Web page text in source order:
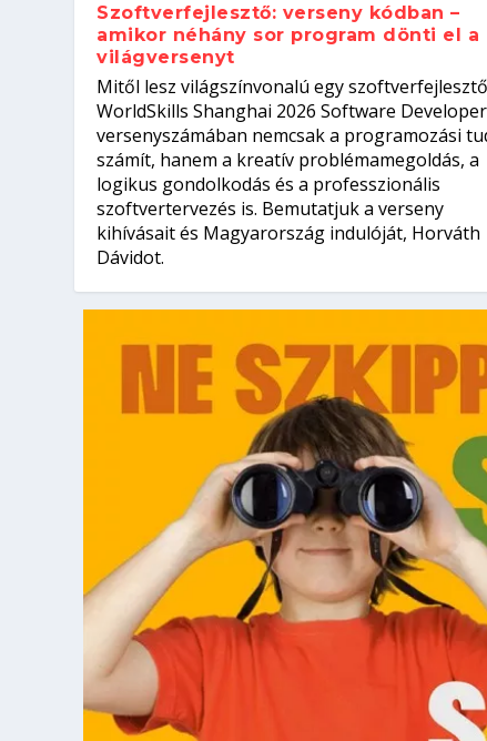
Kitalálod, mire használják
Írta: Tóth Mónika |2026. augusztus. 4.| Kvíz
Nem sikerült az egyetemi
Írta: Oláh Erika |2026. augusztus. 4.| Iskolák
Szoftverfejlesztő: verseny
el a világversenyt...
Írta: Szakmát Szerzek |2026. augusztus. 3.| Mi leszek?
Digitális detox – hogyan
Írta: Oláh Erika |2026. augusztus. 3.| Egészség
Szoftverfejlesztő: verseny kódban –
amikor néhány sor program dönti el a
világversenyt
Mitől lesz világszínvonalú egy
WorldSkills Shanghai 2026 Software Developer
versenyszámában nemcsak a programozási
számít, hanem a kreatív problémamegoldás, a
logikus gondolkodás és a professzionális
szoftvertervezés is. Bemutatjuk a verseny
kihívásait és Magyarország indulóját, Horváth
Dávidot.